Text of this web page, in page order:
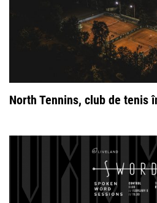
North Tennins, club de tenis